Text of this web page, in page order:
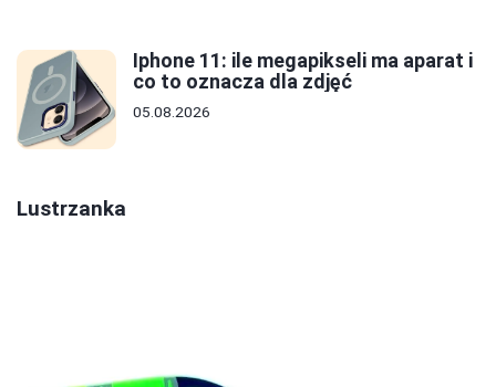
Iphone 11: ile megapikseli ma aparat i
co to oznacza dla zdjęć
05.08.2026
Lustrzanka